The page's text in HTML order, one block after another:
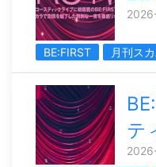
BE:FIRST 月刊ス
テ